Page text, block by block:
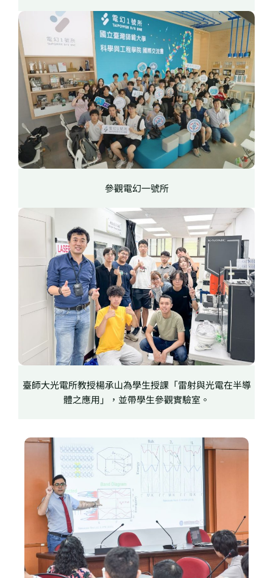
參觀電幻一號所
臺師大光電所教授楊承山為學生授課「雷射與光電在半導
體之應用」，並帶學生參觀實驗室。